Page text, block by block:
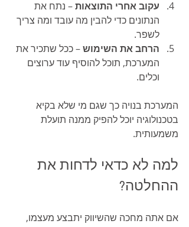
עקוב אחרי התוצאות – נתח את
הנתונים כדי להבין מה עובד ומה צריך
לשפר.
הרחב את השימוש – ככל שתכיר את
המערכת, תוכל להוסיף עוד ערוצים
וכלים.
המערכת בנויה כך שגם מי שלא בקיא
בטכנולוגיה יוכל להפיק ממנה תועלת
משמעותית.
למה לא כדאי לדחות את
ההחלטה?
אם אתה מחכה שהשיווק יתבצע מעצמו,